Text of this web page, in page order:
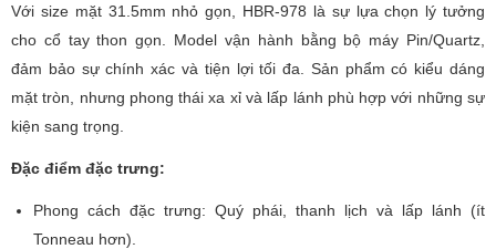
Với size mặt 31.5mm nhỏ gọn, HBR-978 là sự lựa chọn lý tưởng
cho cổ tay thon gọn. Model vận hành bằng bộ máy Pin/Quartz,
đảm bảo sự chính xác và tiện lợi tối đa. Sản phẩm có kiểu dáng
mặt tròn, nhưng phong thái xa xỉ và lấp lánh phù hợp với những sự
kiện sang trọng.
Đặc điểm đặc trưng:
Phong cách đặc trưng: Quý phái, thanh lịch và lấp lánh (ít
Tonneau hơn).